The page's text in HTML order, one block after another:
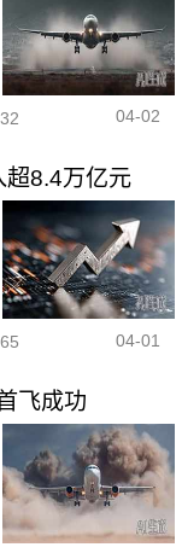
04-02
超8.4万亿元
04-01
飞成功